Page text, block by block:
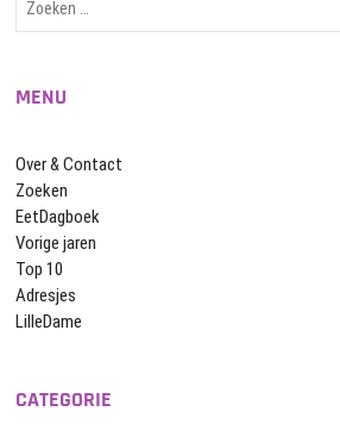
MENU
Over & Contact
Zoeken
EetDagboek
Vorige jaren
Top 10
Adresjes
LilleDame
CATEGORIE